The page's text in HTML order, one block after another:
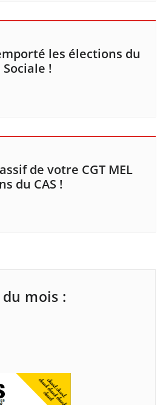
les élections du
!
de votre CGT MEL
du CAS !
du mois :